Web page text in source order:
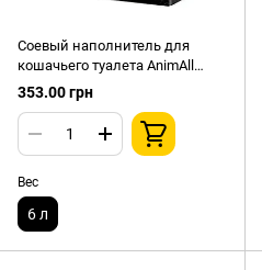
Соевый наполнитель для
кошачьего туалета AnimAll
TOFU Сакура комкующийся,
353.00 грн
Вес
6 л